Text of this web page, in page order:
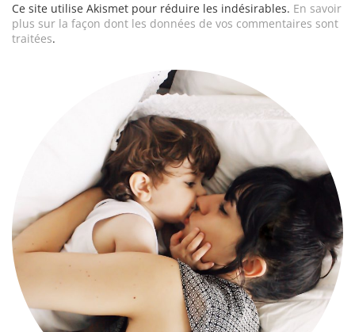
Ce site utilise Akismet pour réduire les indésirables. En savoir
plus sur la façon dont les données de vos commentaires sont
traitées.